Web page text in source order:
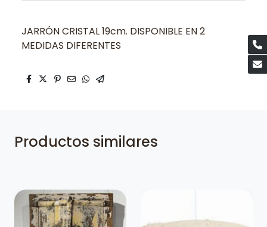
JARRÓN CRISTAL 19cm. DISPONIBLE EN 2
MEDIDAS DIFERENTES
Productos similares